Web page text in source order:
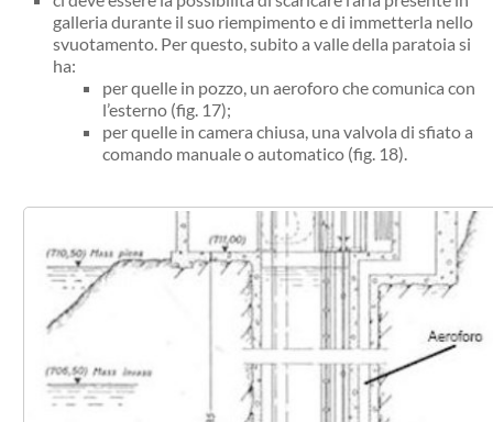
galleria durante il suo riempimento e di immetterla nello
svuotamento. Per questo, subito a valle della paratoia si
ha:
per quelle in pozzo, un aeroforo che comunica con
l’esterno (fig. 17);
per quelle in camera chiusa, una valvola di sfiato a
comando manuale o automatico (fig. 18).